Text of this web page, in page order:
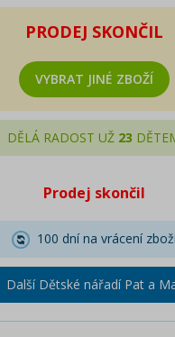
PRODEJ SKONČIL
VYBRAT JINÉ ZBOŽÍ
DĚLÁ RADOST UŽ 23
Prodej skončil
100 dní na vrácení
Další Dětské nářadí Pat a